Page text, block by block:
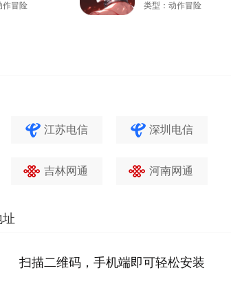
作冒险
类型：动作冒险
江苏电信 深圳电信
吉林网通 河南网通
扫描二维码，手机端即可轻松安装